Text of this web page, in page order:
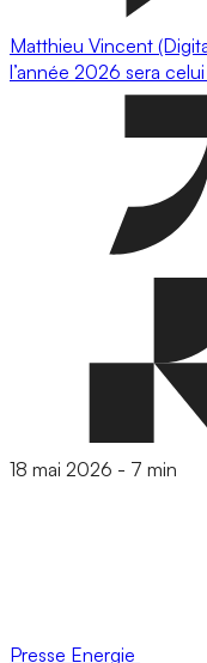
Matthieu Vincent
l’année 2026 sera
18 mai 2026 - 7 min
Presse Energie